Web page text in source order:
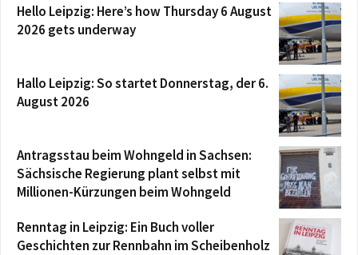
Hello Leipzig: Here’s how Thursday 6 August
2026 gets underway
Hallo Leipzig: So startet Donnerstag, der 6.
August 2026
Antragsstau beim Wohngeld in Sachsen:
Sächsische Regierung plant selbst mit
Millionen-Kürzungen beim Wohngeld
Renntag in Leipzig: Ein Buch voller
Geschichten zur Rennbahn im Scheibenholz